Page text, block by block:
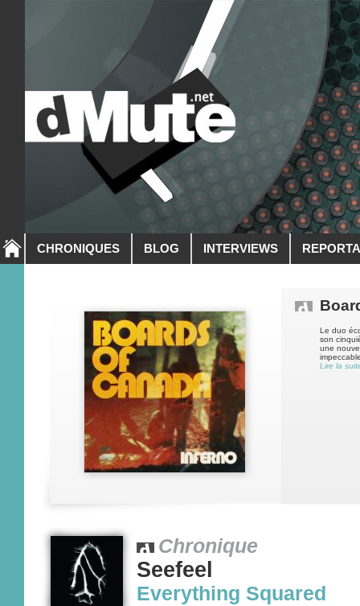
CHRONIQUES BLOG INTERVIEWS
Le duo
son
une
Lire la
Chronique
Seefeel
Everything Squared